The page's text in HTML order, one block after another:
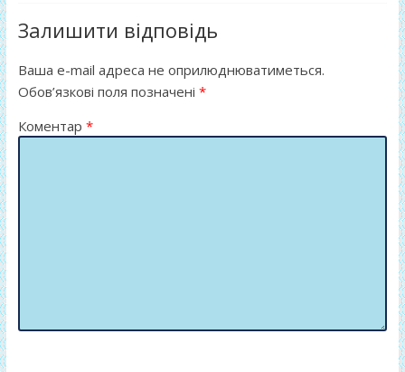
o
k
т
и
ся
Залишити відповідь
Ваша e-mail адреса не оприлюднюватиметься.
Обов’язкові поля позначені *
Коментар *